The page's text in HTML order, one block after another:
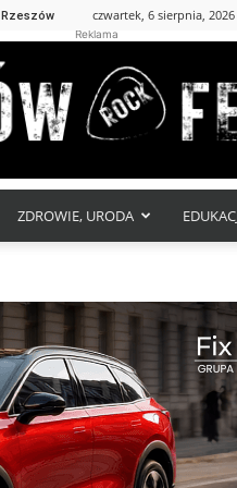
Rzeszów czwartek, 6 sierpnia, 2026
Reklama
ZDROWIE, URODA